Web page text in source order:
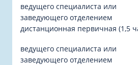
ведущего специалиста или
заведующего отделением
дистанционная первичная (1,5
ведущего специалиста или
заведующего отделением